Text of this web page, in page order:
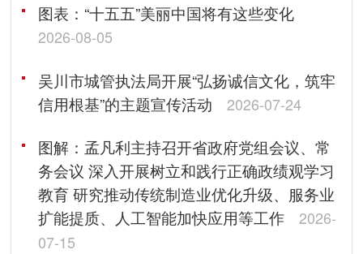
图表：“十五五”美丽中国将有这些变化
2026-08-05
吴川市城管执法局开展“弘扬诚信文化，筑牢
信用根基”的主题宣传活动
2026-07-24
图解：孟凡利主持召开省政府党组会议、常
务会议 深入开展树立和践行正确政绩观学习
教育 研究推动传统制造业优化升级、服务业
扩能提质、人工智能加快应用等工作
2026-
07-15